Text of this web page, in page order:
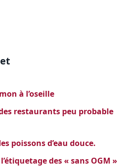
à l’oseille
restaurants peu probable
poissons d’eau douce.
des « sans OGM »